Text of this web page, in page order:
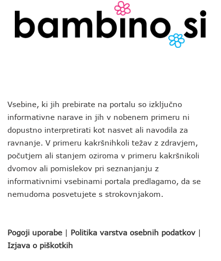
Vsebine, ki jih prebirate na portalu so izključno
informativne narave in jih v nobenem primeru ni
dopustno interpretirati kot nasvet ali navodila za
ravnanje. V primeru kakršnihkoli težav z zdravjem,
počutjem ali stanjem oziroma v primeru kakršnikoli
dvomov ali pomislekov pri seznanjanju z
informativnimi vsebinami portala predlagamo, da se
nemudoma posvetujete s strokovnjakom.
Pogoji uporabe | Politika varstva osebnih podatkov |
Izjava o piškotkih